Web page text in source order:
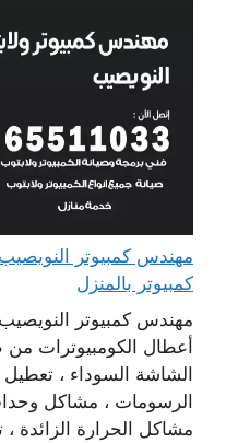
كمبيوتر بالمنزل
مهندس كمبيوتر
أعطال الكومبيوترات
الشاشة السوداء ،
الرسومات ، مشاكل
مشاكل الحرارة الزائدة